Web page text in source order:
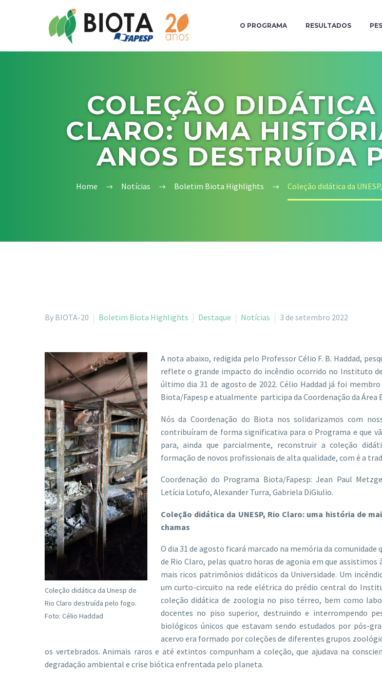
O PROGRAMA RESULTADOS
COLEÇÃO
CLARO: UMA
ANOS DESTRUÍDA
Home Notícias Boletim Biota Highlights Coleção didática da
By BIOTA-20 Boletim Biota Highlights Destaque Notícias 3 de setembro 2022
Coleção didática da Unesp de
Rio Claro destruída pelo fogo.
Foto: Célio Haddad
A nota abaixo, redigida pelo Professor Célio F. B. Haddad,
reflete o grande impacto do incêndio ocorrido no Instituto
último dia 31 de agosto de 2022. Célio Haddad já foi
Biota/Fapesp e atualmente participa da Coordenação da Área
Nós da Coordenação do Biota nos solidarizamos com
contribuíram de forma significativa para o Programa e que
para, ainda que parcialmente, reconstruir a coleção
formação de novos profissionais de alta qualidade, com é a
Coordenação do Programa Biota/Fapesp: Jean Paul
Letícia Lotufo, Alexander Turra, Gabriela DiGiulio.
Coleção didática da UNESP, Rio Claro: uma história de
chamas
O dia 31 de agosto ficará marcado na memória da comunidade
de Rio Claro, pelas quatro horas de agonia em que assistimos
mais ricos patrimônios didáticos da Universidade. Um
um curto-circuito na rede elétrica do prédio central do
coleção didática de zoologia no piso térreo, bem como
docentes no piso superior, destruindo e interrompendo
biológicos únicos que estavam sendo estudados por pós-
acervo era formado por coleções de diferentes grupos
os vertebrados. Animais raros e até extintos compunham a coleção, que ajudava na
degradação ambiental e crise biótica enfrentada pelo planeta.